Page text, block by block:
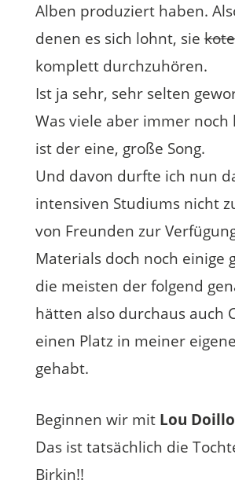
Alben produziert haben.
denen es sich lohnt, sie
komplett durchzuhören.
Ist ja sehr, sehr selten
Was viele aber immer noch
ist der eine, große Song.
Und davon durfte ich nun
intensiven Studiums nicht
von Freunden zur
Materials doch noch einige
die meisten der folgend
hätten also durchaus auch
einen Platz in meiner
gehabt.
Beginnen wir mit Lou
Das ist tatsächlich die
Birkin!!